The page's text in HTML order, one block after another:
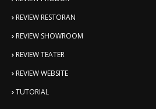
REVIEW RESTORAN
REVIEW SHOWROOM
REVIEW TEATER
REVIEW WEBSITE
TUTORIAL